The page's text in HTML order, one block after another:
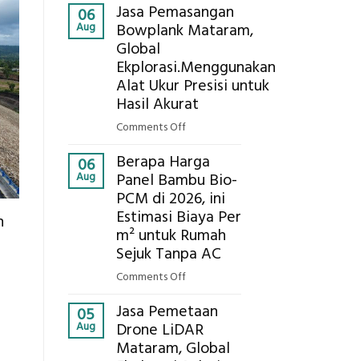
Cooler
Berbasis
Pertanian,
ini
Komponen,
Manfaatnya
06
Aug
Jasa Pemasangan
Bowplank Mataram,
Global
Ekplorasi.Menggunakan
Alat Ukur Presisi untuk
Hasil Akurat
Comments Offon
Pemasangan
Bowplank
Mataram,
Global
Ekplorasi.Menggunakan
Alat
untuk
Hasil
Akurat
06
Aug
Berapa Harga
Panel Bambu Bio-
PCM di 2026, ini
Estimasi Biaya Per
m² untuk Rumah
Sejuk Tanpa AC
Comments Offon
Harga
Panel
Bambu
05
Aug
Jasa Pemetaan
Drone LiDAR
Mataram, Global